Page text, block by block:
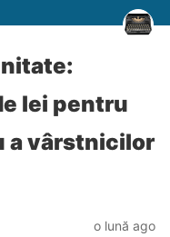
lei pentru
a vârstnicilor
o lună ago